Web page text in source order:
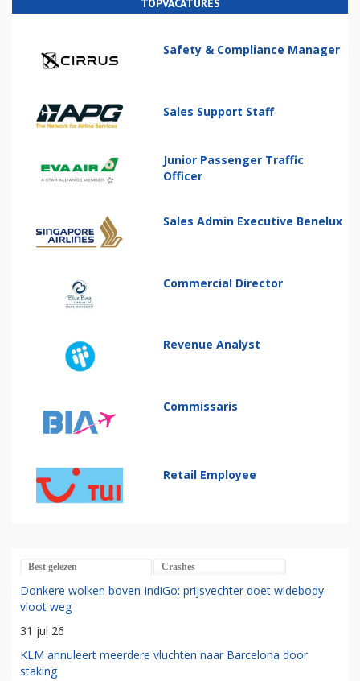
TOPVACATURES
Safety & Compliance Manager
Sales Support Staff
Junior Passenger Traffic
Officer
Sales Admin Executive Benelux
Commercial Director
Revenue Analyst
Commissaris
Retail Employee
Best gelezen Crashes
Donkere wolken boven IndiGo: prijsvechter doet widebody-
vloot weg
31 jul 26
KLM annuleert meerdere vluchten naar Barcelona door
staking